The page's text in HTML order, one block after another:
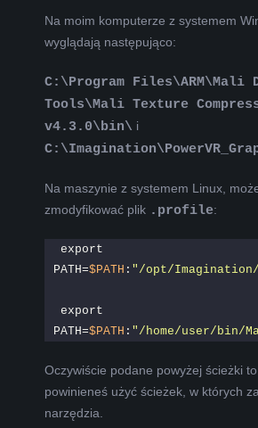
Na moim komputerze z systemem
wyglądają następująco:
C:\Program Files\ARM\Mali
Tools\Mali Texture
v4.3.0\bin\ i
Na maszynie z systemem Linux,
zmodyfikować plik .profile:
export
PATH=$PATH : "/opt/Imagination/
export
PATH=$PATH : "/home/user/bin/
Oczywiście podane powyżej ścieżki to
powinieneś użyć ścieżek, w których
narzędzia.